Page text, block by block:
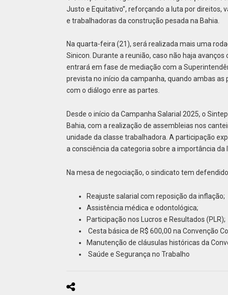
Justo e Equitativo”, reforçando a luta por direitos,
e trabalhadoras da construção pesada na Bahia.
Na quarta-feira (21), será realizada mais uma
Sinicon. Durante a reunião, caso não haja
entrará em fase de mediação com a
prevista no início da campanha, quando ambas
com o diálogo enre as partes.
Desde o início da Campanha Salarial 2025, o
Bahia, com a realização de assembleias nos
unidade da classe trabalhadora. A participação
a consciência da categoria sobre a importância da
Na mesa de negociação, o sindicato tem
Reajuste salarial com reposição da inflação;
Assistência médica e odontológica;
Participação nos Lucros e Resultados (PLR);
Cesta básica de R$ 600,00 na Convenção
Manutenção de cláusulas históricas da
Saúde e Segurança no Trabalho